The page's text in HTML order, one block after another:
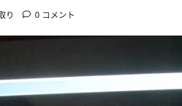
り 0 コメント